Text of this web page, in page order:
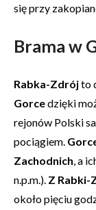
się przy
Brama w
Rabka-Zdrójto
Gorcedzięki
rejonów Polski
pociągiem.
Zachodnich, a
n.p.m.). Z Rabki-
około pięciu